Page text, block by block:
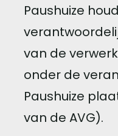
Paushuize
van de
onder de
Paushuize
van de AVG).